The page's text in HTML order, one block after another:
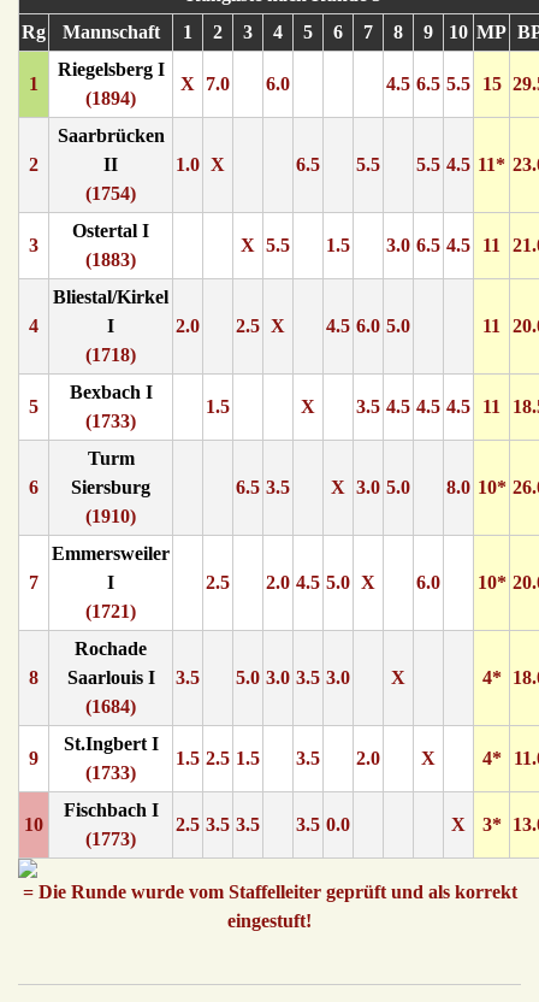
Rg
Mannschaft 1 2 3 4 5 6 7 8 9 10 MP
1
Riegelsberg I
(1894)
X 7.0 6.0 4.5 6.5 5.5 15
2
Saarbrücken
II
(1754)
1.0 X 6.5 5.5 5.5 4.5 11*
3
Ostertal I
(1883)
X 5.5 1.5 3.0 6.5 4.5 11
4
Bliestal/Kirkel
I
(1718)
2.0 2.5 X 4.5 6.0 5.0 11
5
Bexbach I
(1733)
1.5 X 3.5 4.5 4.5 4.5 11
6
Turm
Siersburg
(1910)
6.5 3.5 X 3.0 5.0 8.0 10*
7
Emmersweiler
I
(1721)
2.5 2.0 4.5 5.0 X 6.0 10*
8
Rochade
Saarlouis I
(1684)
3.5 5.0 3.0 3.5 3.0 X 4*
9
St.Ingbert I
(1733)
1.5 2.5 1.5 3.5 2.0 X 4*
10
Fischbach I
(1773)
2.5 3.5 3.5 3.5 0.0 X 3*
= Die Runde wurde vom Staffelleiter geprüft und als korrekt
eingestuft!